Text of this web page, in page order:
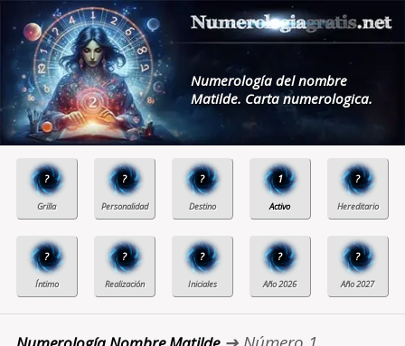
Numerología del nombre
Matilde. Carta numerologica.
? ? ? 1 ?
? ? ? ? ?